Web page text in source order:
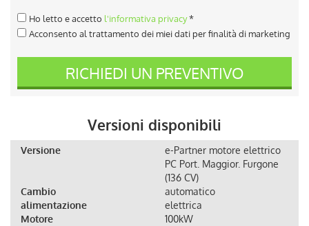
Ho letto e accetto l'informativa privacy*
Acconsento al trattamento dei miei dati per finalità di marketing
RICHIEDI UN PREVENTIVO
Versioni disponibili
Versione
e-Partner motore elettrico
PC Port. Maggior. Furgone
(136 CV)
Cambio
automatico
alimentazione
elettrica
Motore
100kW